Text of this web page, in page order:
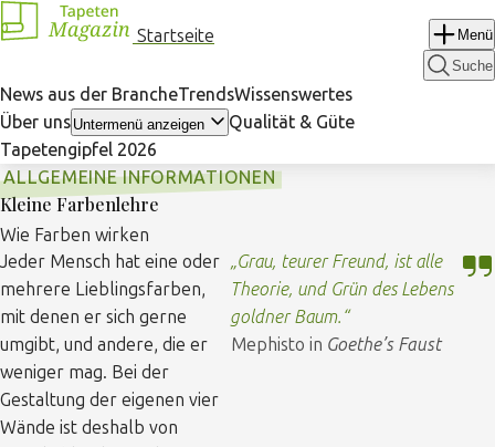
Navigation
überspringen
Startseite
Menü
Suche
News aus der BrancheTrendsWissenswertes
Über uns Untermenü anzeigen
Qualität & Güte
Tapetengipfel 2026
ALLGEMEINE INFORMATIONEN
Kleine Farbenlehre
Wie Farben wirken
Jeder Mensch hat eine oder
mehrere Lieblingsfarben,
mit denen er sich gerne
umgibt, und andere, die er
weniger mag. Bei der
Gestaltung der eigenen vier
Wände ist deshalb von
Grau, teurer Freund, ist alle
Theorie, und Grün des Lebens
goldner Baum.
Mephisto in Goethe’s Faust